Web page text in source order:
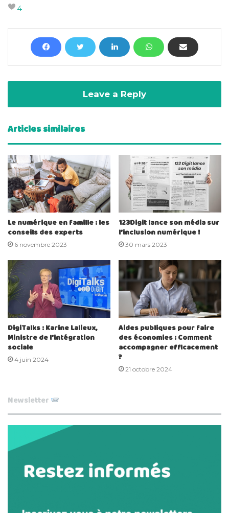
4
Leave a Reply
Articles similaires
Le numérique en famille : les
conseils des experts
6 novembre 2023
123Digit lance son média sur
l’inclusion numérique !
30 mars 2023
DigiTalks : Karine Lalieux,
Ministre de l’intégration
sociale
4 juin 2024
Aides publiques pour faire
des économies : Comment
accompagner efficacement
?
21 octobre 2024
Newsletter